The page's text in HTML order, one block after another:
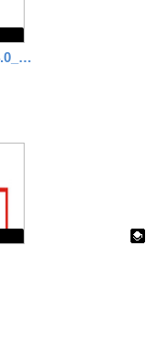
Programa Código Escuela 4.0_Madrid